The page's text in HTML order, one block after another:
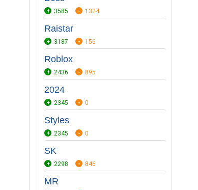
3585 1324
Raistar
3187 156
Roblox
2436 895
2024
2345 0
Styles
2345 0
SK
2298 846
MR